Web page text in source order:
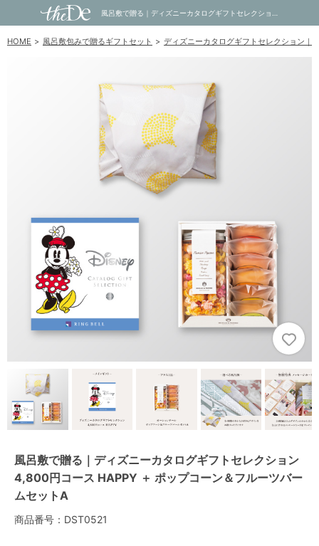
HOME 風呂敷包みで贈るギフトセット ディズニーカタログギフトセレクション｜
風呂敷で贈る｜ディズニーカタログギフトセレクション
4,800円コース HAPPY ＋ ポップコーン＆フルーツバー
ムセットA
商品番号：DST0521